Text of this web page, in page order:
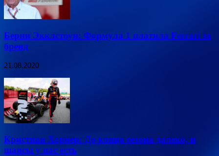
Берни Экклстоун: Формула 1 платила Ferrari за
бренд
21.08.2020
Кристиан Хорнер: До конца сезона далеко, и
шансы у нас есть